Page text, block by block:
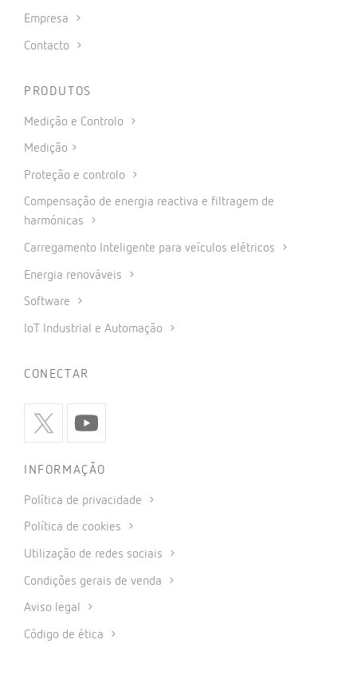
Empresa
Contacto
PRODUTOS
Medição e Controlo
Medição
Proteção e controlo
Compensação de energia reactiva e filtragem de
harmónicas
Carregamento Inteligente para veículos elétricos
Energia renováveis
Software
IoT Industrial e Automação
CONECTAR
INFORMAÇÃO
Política de privacidade
Política de cookies
Utilização de redes sociais
Condições gerais de venda
Aviso legal
Código de ética